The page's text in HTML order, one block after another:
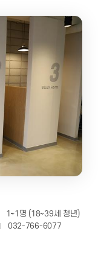
1~1명 (18~39세 청년)
032-766-6077